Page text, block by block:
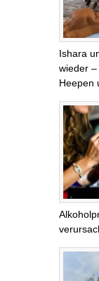
Ishara
wieder
Heepen